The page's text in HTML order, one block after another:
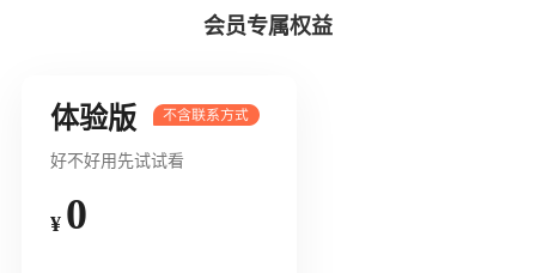
会员专属权益
体验版
好不好用先试试看
¥ 0